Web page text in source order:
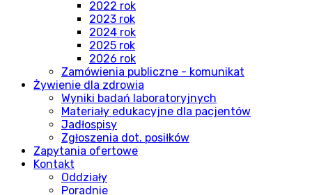
2022 rok
2023 rok
2024 rok
2025 rok
2026 rok
Zamówienia publiczne - komunikat
Żywienie dla zdrowia
Wyniki badań laboratoryjnych
Materiały edukacyjne dla pacjentów
Jadłospisy
Zgłoszenia dot. posiłków
Zapytania ofertowe
Kontakt
Oddziały
Poradnie